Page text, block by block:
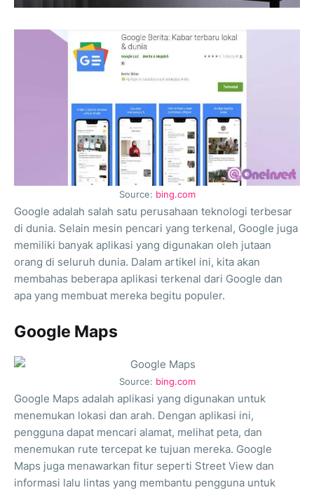
Source: bing.com
Google adalah salah satu perusahaan teknologi terbesar
di dunia. Selain mesin pencari yang terkenal, Google juga
memiliki banyak aplikasi yang digunakan oleh jutaan
orang di seluruh dunia. Dalam artikel ini, kita akan
membahas beberapa aplikasi terkenal dari Google dan
apa yang membuat mereka begitu populer.
Google Maps
Source: bing.com
Google Maps adalah aplikasi yang digunakan untuk
menemukan lokasi dan arah. Dengan aplikasi ini,
pengguna dapat mencari alamat, melihat peta, dan
menemukan rute tercepat ke tujuan mereka. Google
Maps juga menawarkan fitur seperti Street View dan
informasi lalu lintas yang membantu pengguna untuk